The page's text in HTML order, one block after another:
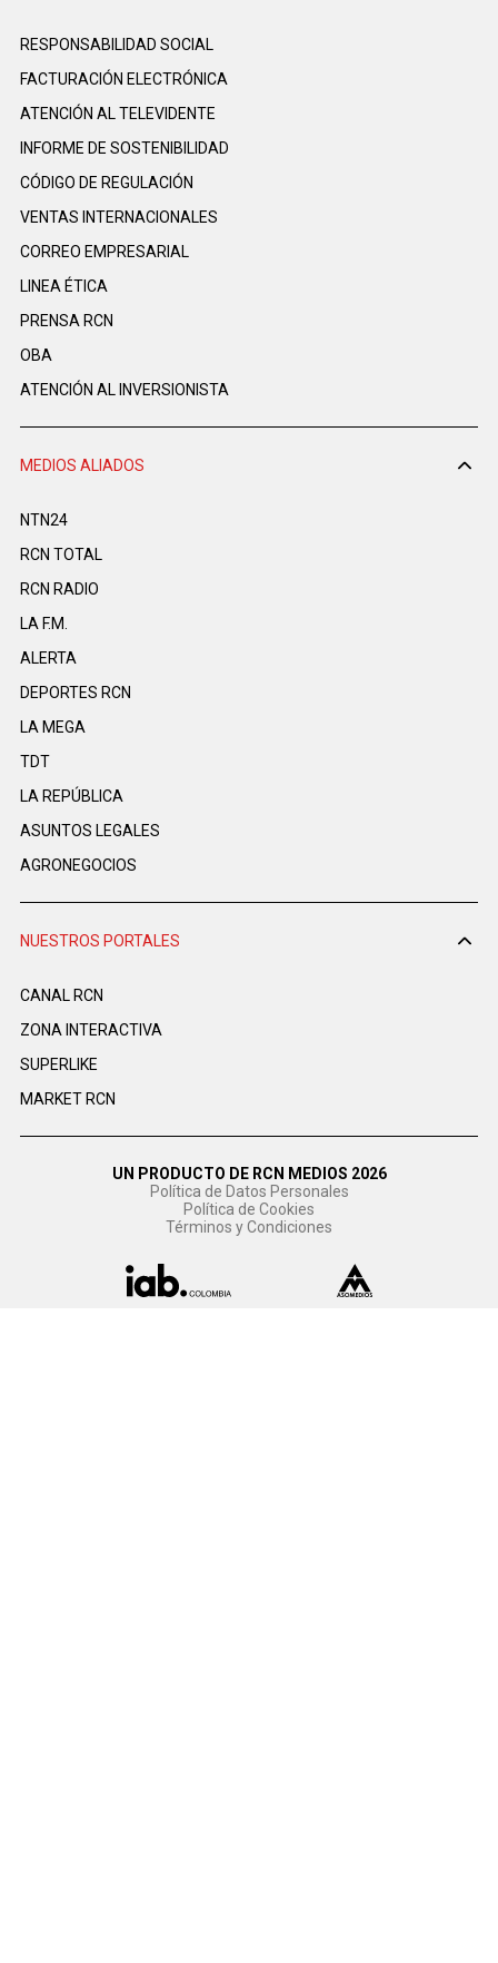
RESPONSABILIDAD SOCIAL
FACTURACIÓN ELECTRÓNICA
ATENCIÓN AL TELEVIDENTE
INFORME DE SOSTENIBILIDAD
CÓDIGO DE REGULACIÓN
VENTAS INTERNACIONALES
CORREO EMPRESARIAL
LINEA ÉTICA
PRENSA RCN
OBA
ATENCIÓN AL INVERSIONISTA
MEDIOS ALIADOS
NTN24
RCN TOTAL
RCN RADIO
LA F.M.
ALERTA
DEPORTES RCN
LA MEGA
TDT
LA REPÚBLICA
ASUNTOS LEGALES
AGRONEGOCIOS
NUESTROS PORTALES
CANAL RCN
ZONA INTERACTIVA
SUPERLIKE
MARKET RCN
UN PRODUCTO DE RCN MEDIOS 2026
Política de Datos Personales
Política de Cookies
Términos y Condiciones